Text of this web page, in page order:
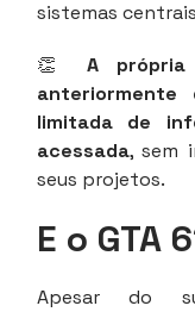
sistemas
👏 A
anteriormente
limitada de
acessada, sem
seus projetos.
E o GTA
Apesar do